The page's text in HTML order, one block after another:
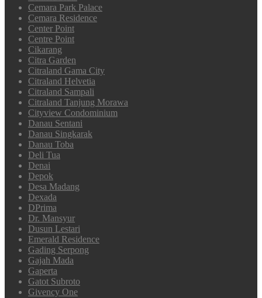
Cemara Park Palace
Cemara Residence
Center Point
Centre Point
Cikarang
Citra Garden
Citraland Gama City
Citraland Helvetia
Citraland Sampali
Citraland Tanjung Morawa
Cityview Condominium
Danau Sentani
Danau Singkarak
Danau Toba
Deli Tua
Denai
Depok
Desa Madang
Dexada
DPrima
Dr. Mansyur
Dusun Lestari
Emerald Residence
Gading Serpong
Gajah Mada
Gaperta
Gatot Subroto
Givency One